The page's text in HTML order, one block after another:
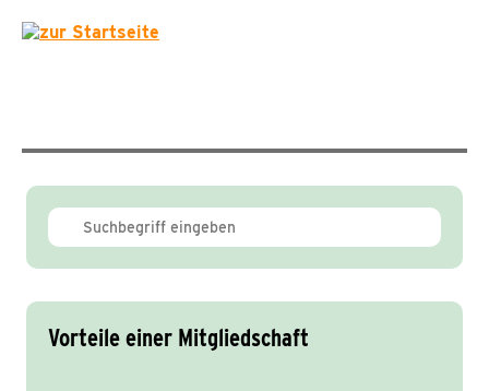
Vorteile einer Mitgliedschaft